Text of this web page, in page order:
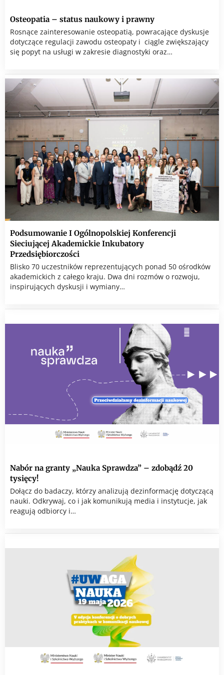
Osteopatia – status naukowy i prawny
Rosnące zainteresowanie osteopatią, powracające dyskusje
dotyczące regulacji zawodu osteopaty i ciągle zwiększający
się popyt na usługi w zakresie diagnostyki oraz…
Podsumowanie I Ogólnopolskiej Konferencji
Sieciującej Akademickie Inkubatory
Przedsiębiorczości
Blisko 70 uczestników reprezentujących ponad 50 ośrodków
akademickich z całego kraju. Dwa dni rozmów o rozwoju,
inspirujących dyskusji i wymiany…
Nabór na granty „Nauka Sprawdza” – zdobądź 20
tysięcy!
Dołącz do badaczy, którzy analizują dezinformację dotyczącą
nauki. Odkrywaj, co i jak komunikują media i instytucje, jak
reagują odbiorcy i…